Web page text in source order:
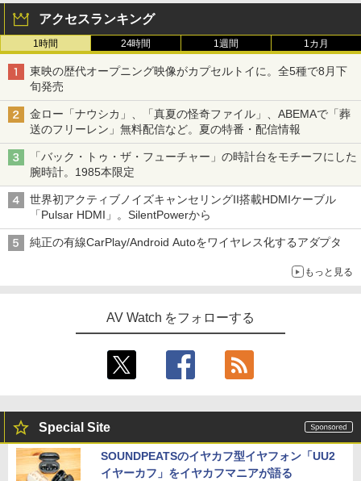
アクセスランキング
1時間 24時間 1週間 1カ月
東映の歴代オープニング映像がカプセルトイに。全5種で8月下
旬発売
金ロー「ナウシカ」、「真夏の怪奇ファイル」、ABEMAで「葬
送のフリーレン」無料配信など。夏の特番・配信情報
「バック・トゥ・ザ・フューチャー」の時計台をモチーフにした
腕時計。1985本限定
世界初アクティブノイズキャンセリングII搭載HDMIケーブル
「Pulsar HDMI」。SilentPowerから
純正の有線CarPlay/Android Autoをワイヤレス化するアダプタ
もっと見る
AV Watch をフォローする
Special Site
SOUNDPEATSのイヤカフ型イヤフォン「UU2
イヤーカフ」をイヤカフマニアが語る